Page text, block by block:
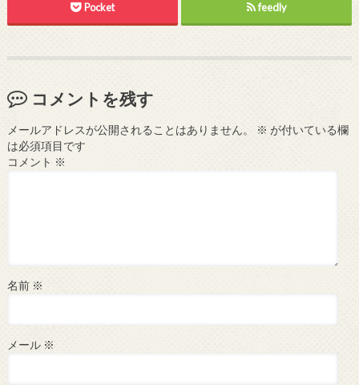
Pocket feedly
コメントを残す
メールアドレスが公開されることはありません。 ※ が付いている欄
は必須項目です
コメント ※
名前 ※
メール ※